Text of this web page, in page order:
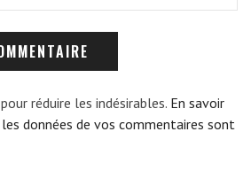
réduire les indésirables. En savoir
données de vos commentaires sont